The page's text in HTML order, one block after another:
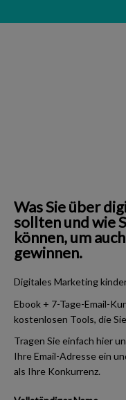
Was Sie über
sollten und wie
können, um
gewinnen.
Digitales Marketing
Ebook + 7-Tage-Email-
kostenlosen Tools, die
Tragen Sie einfach hier
Ihre Email-Adresse ein
als Ihre Konkurrenz.